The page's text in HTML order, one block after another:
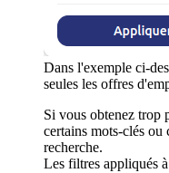
Dans l'exemple ci-
seules les offres
Si vous obtenez trop
certains mots-clés ou
recherche.
Les filtres appliqués